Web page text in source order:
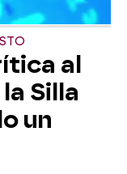
al
Silla
un